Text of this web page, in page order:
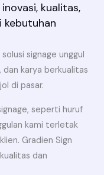
kualitas,
kebutuhan
signage unggul
dan karya berkualitas
di pasar.
seperti huruf
kami terletak
Gradien Sign
dan